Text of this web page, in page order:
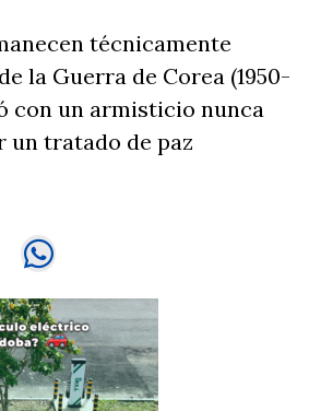
técnicamente
la Guerra de Corea (1950-
con un armisticio nunca
un tratado de paz